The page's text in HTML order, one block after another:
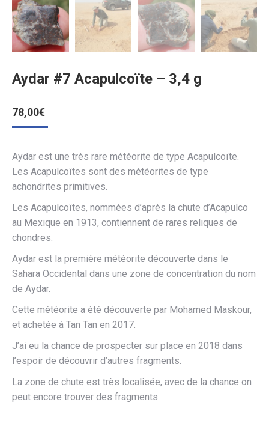
Aydar #7 Acapulcoïte – 3,4 g
78,00€
Aydar est une très rare météorite de type Acapulcoïte.
Les Acapulcoïtes sont des météorites de type
achondrites primitives.
Les Acapulcoïtes, nommées d’après la chute d’Acapulco
au Mexique en 1913, contiennent de rares reliques de
chondres.
Aydar est la première météorite découverte dans le
Sahara Occidental dans une zone de concentration du nom
de Aydar.
Cette météorite a été découverte par Mohamed Maskour,
et achetée à Tan Tan en 2017.
J’ai eu la chance de prospecter sur place en 2018 dans
l’espoir de découvrir d’autres fragments.
La zone de chute est très localisée, avec de la chance on
peut encore trouver des fragments.